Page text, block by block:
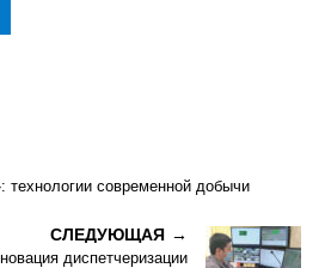
технологии современной добычи
СЛЕДУЮЩАЯ
диспетчеризации